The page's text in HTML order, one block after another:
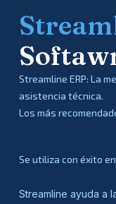
Streamline ERP: La
asistencia técnica.
Los más
Se utiliza con éxito
Streamline ayuda a